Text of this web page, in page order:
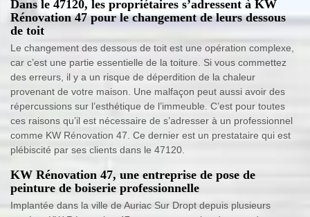
Dans le 47120, les propriétaires s’adressent à KW
Rénovation 47 pour le changement de leurs dessous
de toit
Le changement des dessous de toit est une opération complexe,
car c’est une partie essentielle de la toiture. Si vous commettez
des erreurs, il y a un risque de déperdition de la chaleur
provenant de votre maison. Une malfaçon peut aussi avoir des
répercussions sur l’esthétique de l’immeuble. C’est pour toutes
ces raisons qu’il est nécessaire de s’adresser à un professionnel
comme KW Rénovation 47. Ce dernier est un prestataire qui est
plébiscité par ses clients dans le 47120.
KW Rénovation 47, une entreprise de pose de
peinture de boiserie professionnelle
Implantée dans la ville de Auriac Sur Dropt depuis plusieurs